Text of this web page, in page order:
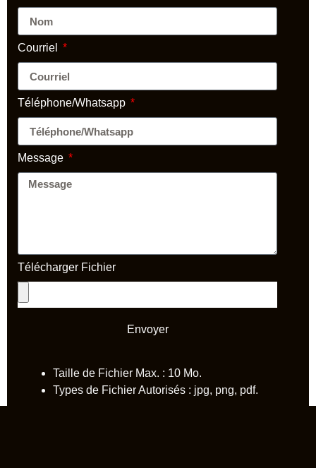
Courriel
Téléphone/Whatsapp
Message
Télécharger Fichier
Envoyer
Taille de Fichier Max. : 10 Mo.
Types de Fichier Autorisés : jpg, png, pdf.